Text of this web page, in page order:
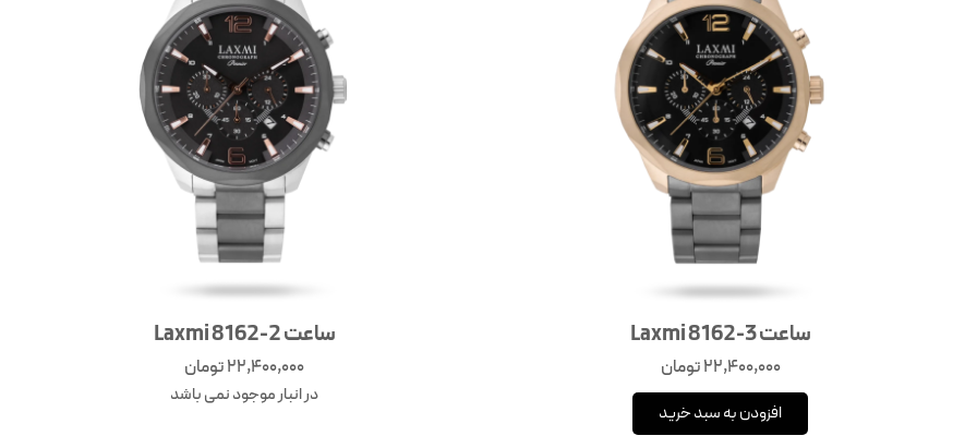
ساعت Laxmi 8162-3
22,400,000تومان
افزودن به سبد خرید
ساعت Laxmi 8162-2
22,400,000تومان
در انبار موجود نمی باشد